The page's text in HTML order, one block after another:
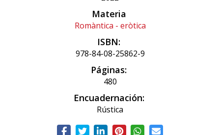
Materia
Romàntica - eròtica
ISBN:
978-84-08-25862-9
Páginas:
480
Encuadernación:
Rústica